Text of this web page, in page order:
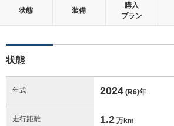
状態 装備
購入
プラン
状態
年式 2024 (R6)年
走行距離 1.2 万km